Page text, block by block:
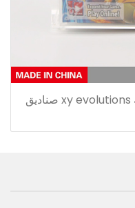
بوكيمون علبة معززة أكريليك حالة xy evolutions صناديق